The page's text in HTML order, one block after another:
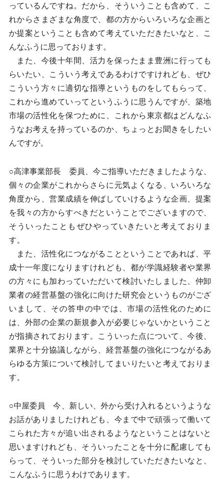
っているんですね。だから、そういうことも含めて、こ
れからさまざまな角度で、都の方からいろいろな企画と
か提案ということも含めて考えていただきたいなと、こ
んなふうに思っております。
また、今後十年間、活力を保ったまま豊洲に行っても
らいたい、こういう考えであるわけですけれども、ぜひ
こういう方々に適切な指導というものをしてもらって、
これから進めていってというふうに思うんですが、築地
市場の活性化を保つために、これから東京都はどんなふ
うなお考えを持っているのか、ちょっとお聞きをしたい
んですが。
○高津事業部長 委員、今ご指導いただきましたような、
個々の企業がこれからさらに元気よくなる、いろいろな
角度から、営業成績を伸ばしていけるような企画、提案
を我々の方からすべきだということでございますので、
そういったこともぜひやっていきたいと考えておりま
す。
また、活性化につながることということであれば、平
成十一年度になりますけれども、都が学識経験者や業界
の方々にも加わっていただいて検討いたしました、仲卸
業者の経営基盤の強化に向けた研究会というものがござ
いまして、その答申の中では、市場の活性化のために
は、外部の企業の新規参入が必要じゃないかということ
が指摘されております。こういった点について、今後、
業界と十分協議しながら、経営基盤の強化につながるあ
らゆる方策について検討してまいりたいと考えておりま
す。
○中屋委員 今、新しい、外から受け入れるというような
お話がありましたけれども、今まで中で頑張って働いて
こられた方々が追い出されるようなということはないと
思いますけれども、そういったことを十分に配慮しても
らって、そういった部分を検討していただきたいなと、
こんなふうに思うわけであります。